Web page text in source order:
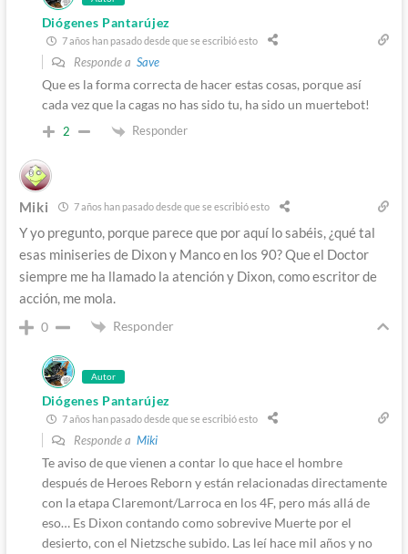
Diógenes Pantarújez
7 años han pasado desde que se escribió esto
Responde a Save
Que es la forma correcta de hacer estas cosas, porque así
cada vez que la cagas no has sido tu, ha sido un muertebot!
2 Responder
Miki 7 años han pasado desde que se escribió esto
Y yo pregunto, porque parece que por aquí lo sabéis, ¿qué tal
esas miniseries de Dixon y Manco en los 90? Que el Doctor
siempre me ha llamado la atención y Dixon, como escritor de
acción, me mola.
0 Responder
Autor
Diógenes Pantarújez
7 años han pasado desde que se escribió esto
Responde a Miki
Te aviso de que vienen a contar lo que hace el hombre
después de Heroes Reborn y están relacionadas directamente
con la etapa Claremont/Larroca en los 4F, pero más allá de
eso… Es Dixon contando como sobrevive Muerte por el
desierto, con el Nietzsche subido. Las leí hace mil años y no